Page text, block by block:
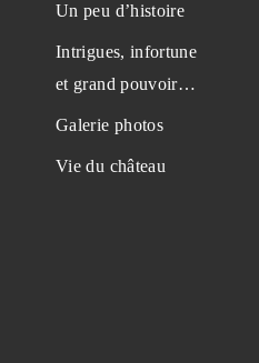
Un peu d’histoire
Intrigues, infortune
et grand pouvoir…
Galerie photos
Vie du château
À
trois